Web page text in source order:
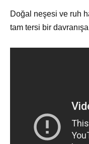
Doğal neşesi ve ruh
tam tersi bir